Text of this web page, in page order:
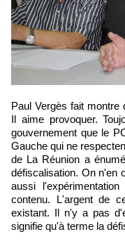
Paul Vergès fait montre de peu d'état d'âme. C'est sa politique.
Il aime provoquer.
gouvernement que le
Gauche qui ne
de La Réunion a
défiscalisation. On n'en
aussi
contenu. L'argent de
existant. Il n'y a pas
signifie qu'à terme la